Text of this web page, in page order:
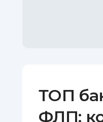
ТОП
ФЛП: